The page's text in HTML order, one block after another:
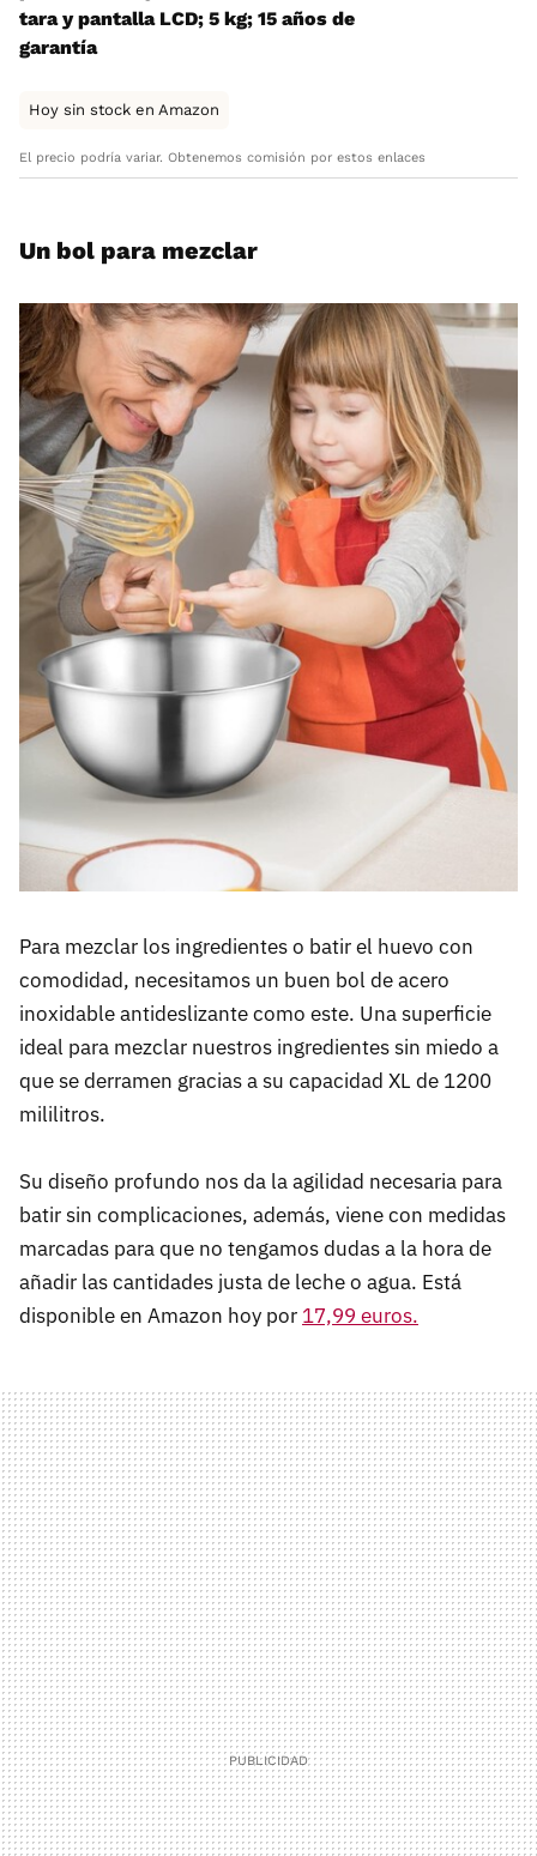
tara y pantalla LCD; 5 kg; 15 años de
garantía
Hoy sin stock en Amazon
El precio podría variar. Obtenemos comisión por estos enlaces
Un bol para mezclar
Para mezclar los ingredientes o batir el huevo con
comodidad, necesitamos un buen bol de acero
inoxidable antideslizante como este. Una superficie
ideal para mezclar nuestros ingredientes sin miedo a
que se derramen gracias a su capacidad XL de 1200
mililitros.
Su diseño profundo nos da la agilidad necesaria para
batir sin complicaciones, además, viene con medidas
marcadas para que no tengamos dudas a la hora de
añadir las cantidades justa de leche o agua. Está
disponible en Amazon hoy por 17,99 euros.